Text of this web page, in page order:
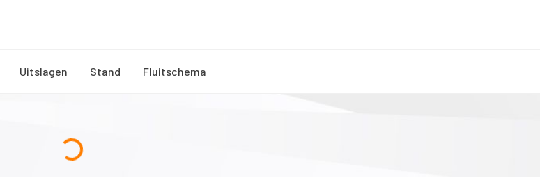
Uitslagen Stand Fluitschema